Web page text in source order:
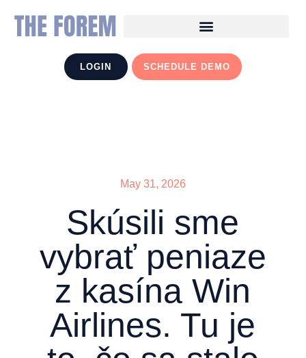
LOGIN SCHEDULE DEMO
May 31, 2026
Skúsili sme
vybrať peniaze
z kasína Win
Airlines. Tu je